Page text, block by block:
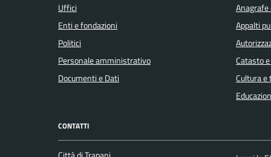
Uffici
Enti e fondazioni
Politici
Personale amministrativo
Documenti e Dati
Appalti
Catasto
Cultura e
CONTATTI